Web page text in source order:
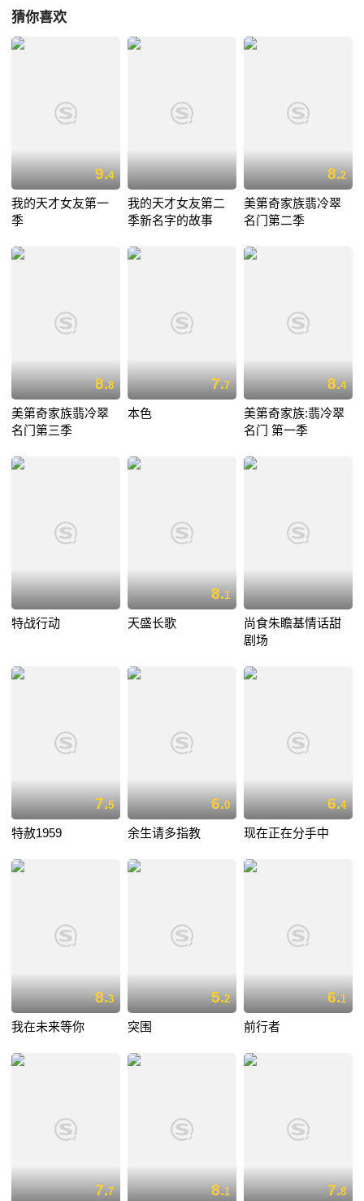
猜你喜欢
9.4
我的天才女友第一
季
我的天才女友第二
季新名字的故事
8.2
美第奇家族翡冷翠
名门第二季
8.8
美第奇家族翡冷翠
名门第三季
7.7
本色
8.4
美第奇家族:翡冷翠
名门 第一季
特战行动
8.1
天盛长歌
尚食朱瞻基情话甜
剧场
7.5
特赦1959
6.0
余生请多指教
6.4
现在正在分手中
8.3
我在未来等你
5.2
突围
6.1
前行者
7.7 8.1 7.8